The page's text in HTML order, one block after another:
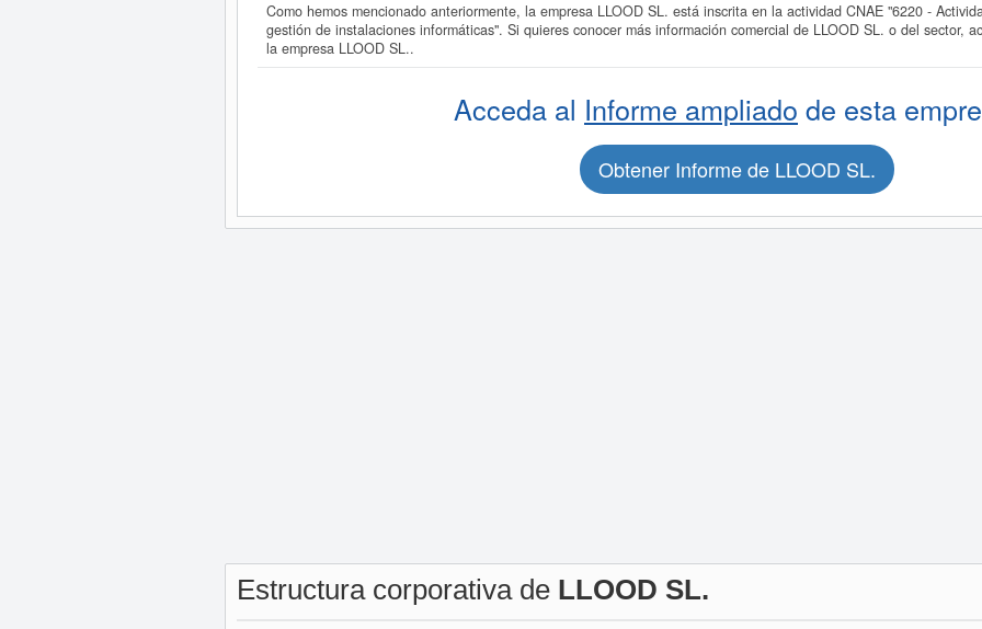
Como hemos mencionado anteriormente, la empresa LLOOD SL. está inscrita en la actividad CNAE "6220 -
gestión de instalaciones informáticas". Si quieres conocer más información comercial de LLOOD SL. o del sector,
la empresa LLOOD SL..
Acceda al Informe ampliado de esta
Obtener Informe de LLOOD SL.
Estructura corporativa de LLOOD SL.